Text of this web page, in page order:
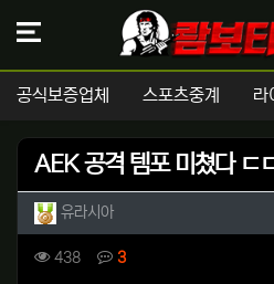
공식보증업체 스포츠중계 라
AEK 공격 템포 미쳤다 ㄷ
작성자 정보
유라시아작성
컨텐츠 정보
438조회 3댓글